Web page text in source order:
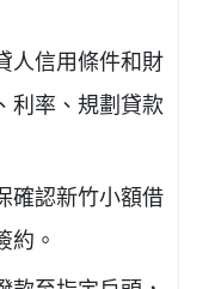
人信用條件和財
利率、規劃貸款
確認新竹小額借
約。